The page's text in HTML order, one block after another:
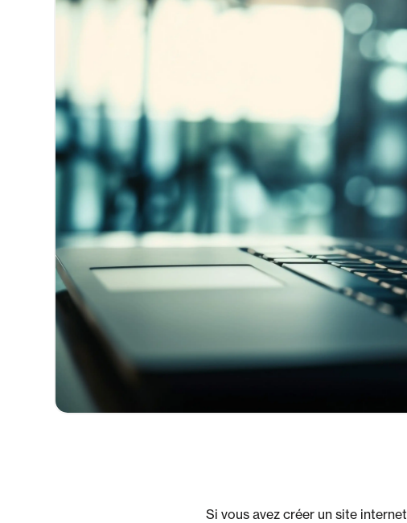
Si vous avez créer un site